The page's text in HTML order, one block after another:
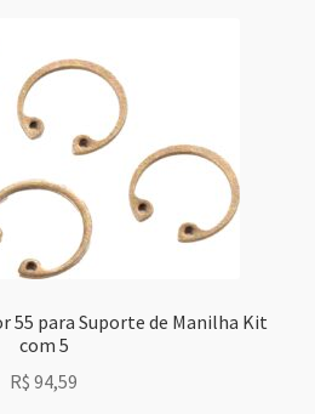
55 para Suporte de Manilha Kit
com 5
R$ 94,59